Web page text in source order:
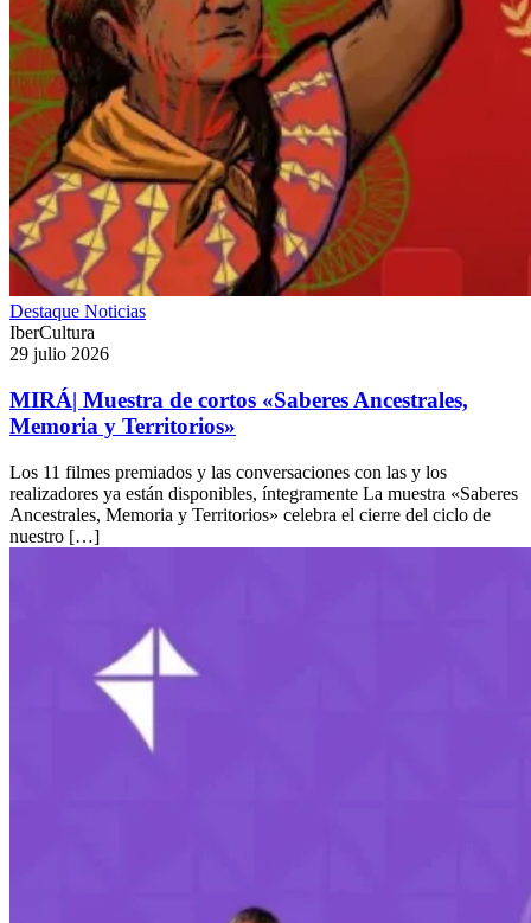
Destaque Noticias
IberCultura
29 julio 2026
MIRÁ| Muestra de cortos «Saberes Ancestrales,
Memoria y Territorios»
Los 11 filmes premiados y las conversaciones con las y los
realizadores ya están disponibles, íntegramente La muestra «Saberes
Ancestrales, Memoria y Territorios» celebra el cierre del ciclo de
nuestro […]